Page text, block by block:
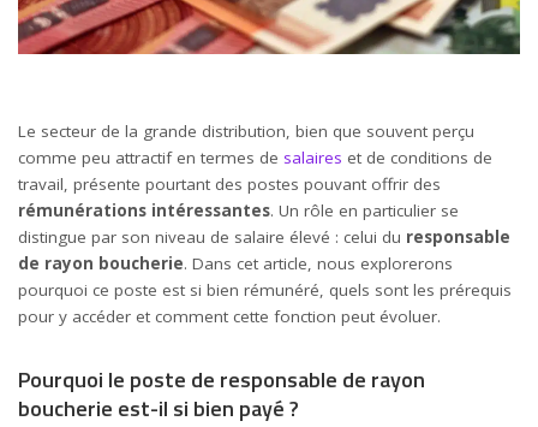
Le secteur de la grande distribution, bien que souvent perçu
comme peu attractif en termes de salaires et de conditions de
travail, présente pourtant des postes pouvant offrir des
rémunérations intéressantes. Un rôle en particulier se
distingue par son niveau de salaire élevé : celui du responsable
de rayon boucherie. Dans cet article, nous explorerons
pourquoi ce poste est si bien rémunéré, quels sont les prérequis
pour y accéder et comment cette fonction peut évoluer.
Pourquoi le poste de responsable de rayon
boucherie est-il si bien payé ?